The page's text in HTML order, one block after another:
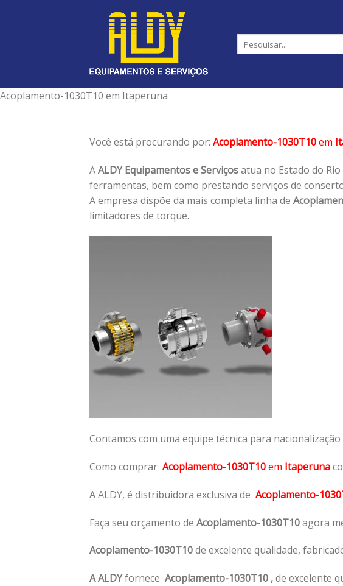
Acoplamento-1030T10 em Itaperuna
Você está procurando por: Acoplamento-1030T10em
AALDY Equipamentos e Serviçosatua no Estado do
ferramentas, bem como prestando serviços de
A empresa dispõe da mais completa linha de
limitadores de torque.
Contamos com uma equipe técnica para
Como comprar Acoplamento-1030T10em Itaperuna
A ALDY, é distribuidora exclusiva de Acoplamento-
Faça seu orçamento de Acoplamento-1030T10agora
Acoplamento-1030T10de excelente qualidade,
A ALDYfornece Acoplamento-1030T10 ,de excelente